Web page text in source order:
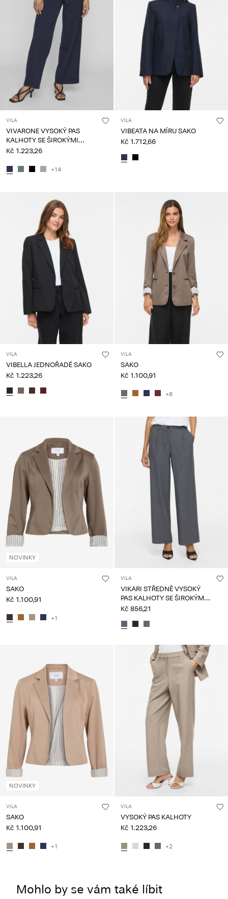
VILA
VIVARONE VYSOKÝ PAS
KALHOTY SE ŠIROKÝMI
NOHAVICEMI
Kč 1.223,26
+14
VILA
VIBEATA NA MÍRU SAKO
Kč 1.712,66
VILA
VIBELLA JEDNOŘADÉ SAKO
Kč 1.223,26
VILA
SAKO
Kč 1.100,91
+8
NOVINKY
VILA
SAKO
Kč 1.100,91
+1
VILA
VIKARI STŘEDNĚ VYSOKÝ
PAS KALHOTY SE ŠIROKÝMI
NOHAVICEMI
Kč 856,21
NOVINKY
VILA
SAKO
Kč 1.100,91
+1
VILA
VYSOKÝ PAS KALHOTY
Kč 1.223,26
+2
Mohlo by se vám také líbit